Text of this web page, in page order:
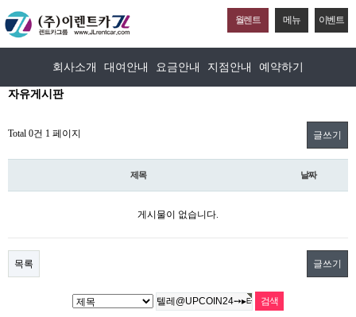
월렌트 메뉴 이벤트
회사소개 대여안내 요금안내 지점안내 예약하기
자유게시판
Total 0건 1 페이지 글쓰기
제목 날짜
게시물이 없습니다.
목록 글쓰기